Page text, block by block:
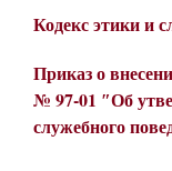
Кодекс этики и
Приказ о
№ 97-01 ″Об
служебного